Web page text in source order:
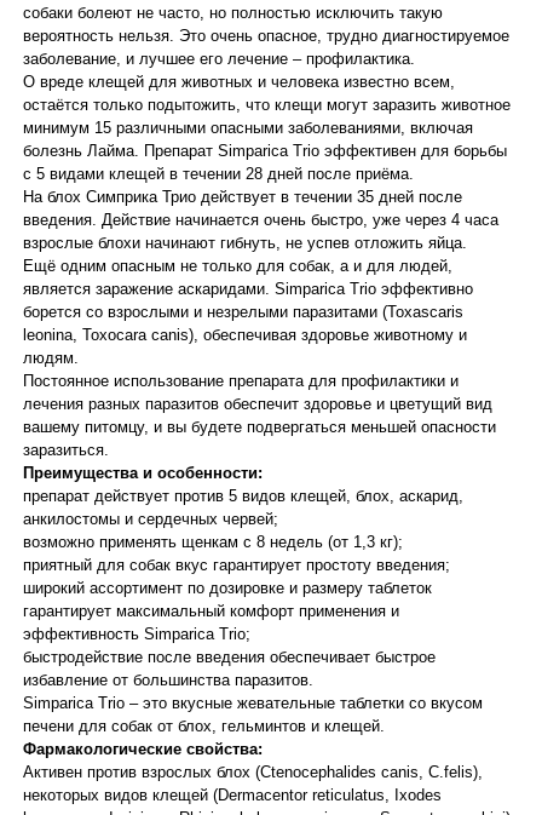
собаки болеют не часто, но полностью исключить такую
вероятность нельзя. Это очень опасное, трудно диагностируемое
заболевание, и лучшее его лечение – профилактика.
О вреде клещей для животных и человека известно всем,
остаётся только подытожить, что клещи могут заразить животное
минимум 15 различными опасными заболеваниями, включая
болезнь Лайма. Препарат Simparica Trio эффективен для борьбы
с 5 видами клещей в течении 28 дней после приёма.
На блох Симприка Трио действует в течении 35 дней после
введения. Действие начинается очень быстро, уже через 4 часа
взрослые блохи начинают гибнуть, не успев отложить яйца.
Ещё одним опасным не только для собак, а и для людей,
является заражение аскаридами. Simparica Trio эффективно
борется со взрослыми и незрелыми паразитами (Toxascaris
leonina, Toxocara canis), обеспечивая здоровье животному и
людям.
Постоянное использование препарата для профилактики и
лечения разных паразитов обеспечит здоровье и цветущий вид
вашему питомцу, и вы будете подвергаться меньшей опасности
заразиться.
Преимущества и особенности:
препарат действует против 5 видов клещей, блох, аскарид,
анкилостомы и сердечных червей;
возможно применять щенкам с 8 недель (от 1,3 кг);
приятный для собак вкус гарантирует простоту введения;
широкий ассортимент по дозировке и размеру таблеток
гарантирует максимальный комфорт применения и
эффективность Simparica Trio;
быстродействие после введения обеспечивает быстрое
избавление от большинства паразитов.
Simparica Trio – это вкусные жевательные таблетки со вкусом
печени для собак от блох, гельминтов и клещей.
Фармакологические свойства:
Активен против взрослых блох (Ctenocephalides canis, С.felis),
некоторых видов клещей (Dermacentor reticulatus, Ixodes